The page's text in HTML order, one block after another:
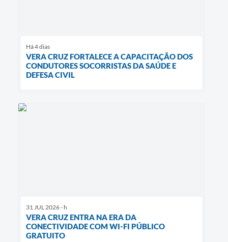
Há 4 dias
VERA CRUZ FORTALECE A CAPACITAÇÃO DOS
CONDUTORES SOCORRISTAS DA SAÚDE E
DEFESA CIVIL
31 JUL 2026 - h
VERA CRUZ ENTRA NA ERA DA
CONECTIVIDADE COM WI-FI PÚBLICO
GRATUITO